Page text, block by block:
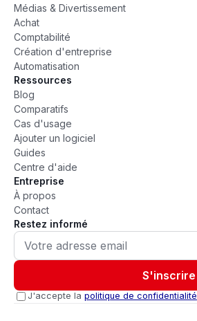
Médias & Divertissement
Achat
Comptabilité
Création d'entreprise
Automatisation
Ressources
Blog
Comparatifs
Cas d'usage
Ajouter un logiciel
Guides
Centre d'aide
Entreprise
À propos
Contact
Restez informé
S'inscrire
J'accepte la politique de confidentialité